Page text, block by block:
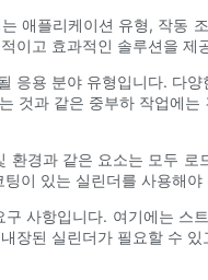
애플리케이션 유형, 작동
이고 효과적인 솔루션을
용 분야 유형입니다. 다
것과 같은 중부하 작업에
경과 같은 요소는 모두
이 있는 실린더를 사용해야
사항입니다. 여기에는
된 실린더가 필요할 수